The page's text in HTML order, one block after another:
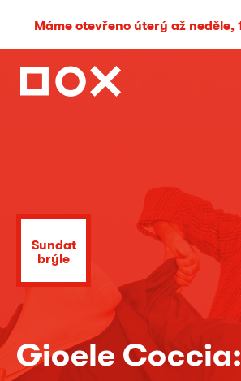
Máme otevřeno úterý až neděle,
Sundat
brýle
Gioele